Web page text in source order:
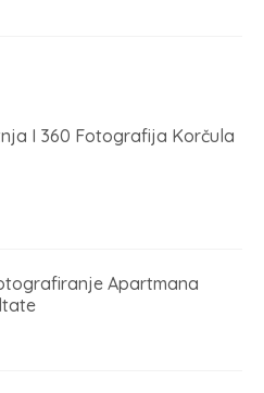
I 360 Fotografija Korčula
Apartmana